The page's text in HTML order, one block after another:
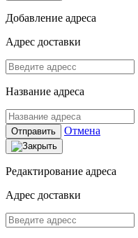
Добавление адреса
Адрес доставки
Название адреса
Отправить Отмена
Редактирование адреса
Адрес доставки